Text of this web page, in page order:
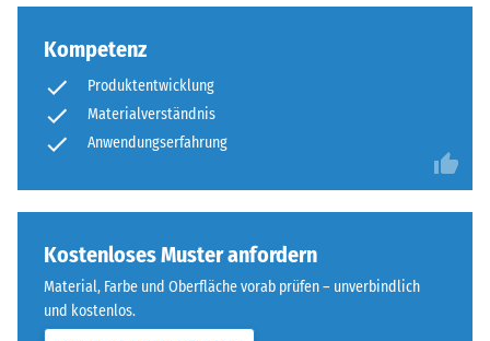
Kompetenz
Produktentwicklung
Materialverständnis
Anwendungserfahrung
Kostenloses Muster anfordern
Material, Farbe und Oberfläche vorab prüfen – unverbindlich
und kostenlos.